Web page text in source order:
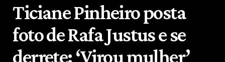
Ticiane Pinheiro posta
foto de Rafa Justus e se
derrete: ‘Virou mulher’